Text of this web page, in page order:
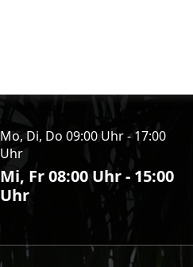
Mo, Di, Do 09:00 Uhr - 17:00
Uhr
Mi, Fr 08:00 Uhr - 15:00
Uhr